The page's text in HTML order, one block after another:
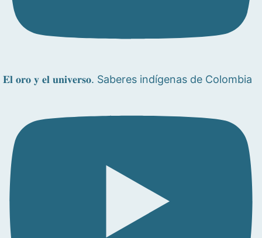
𝐄𝐥 𝐨𝐫𝐨 𝐲 𝐞𝐥 𝐮𝐧𝐢𝐯𝐞𝐫𝐬𝐨. Saberes indígenas de Colombia